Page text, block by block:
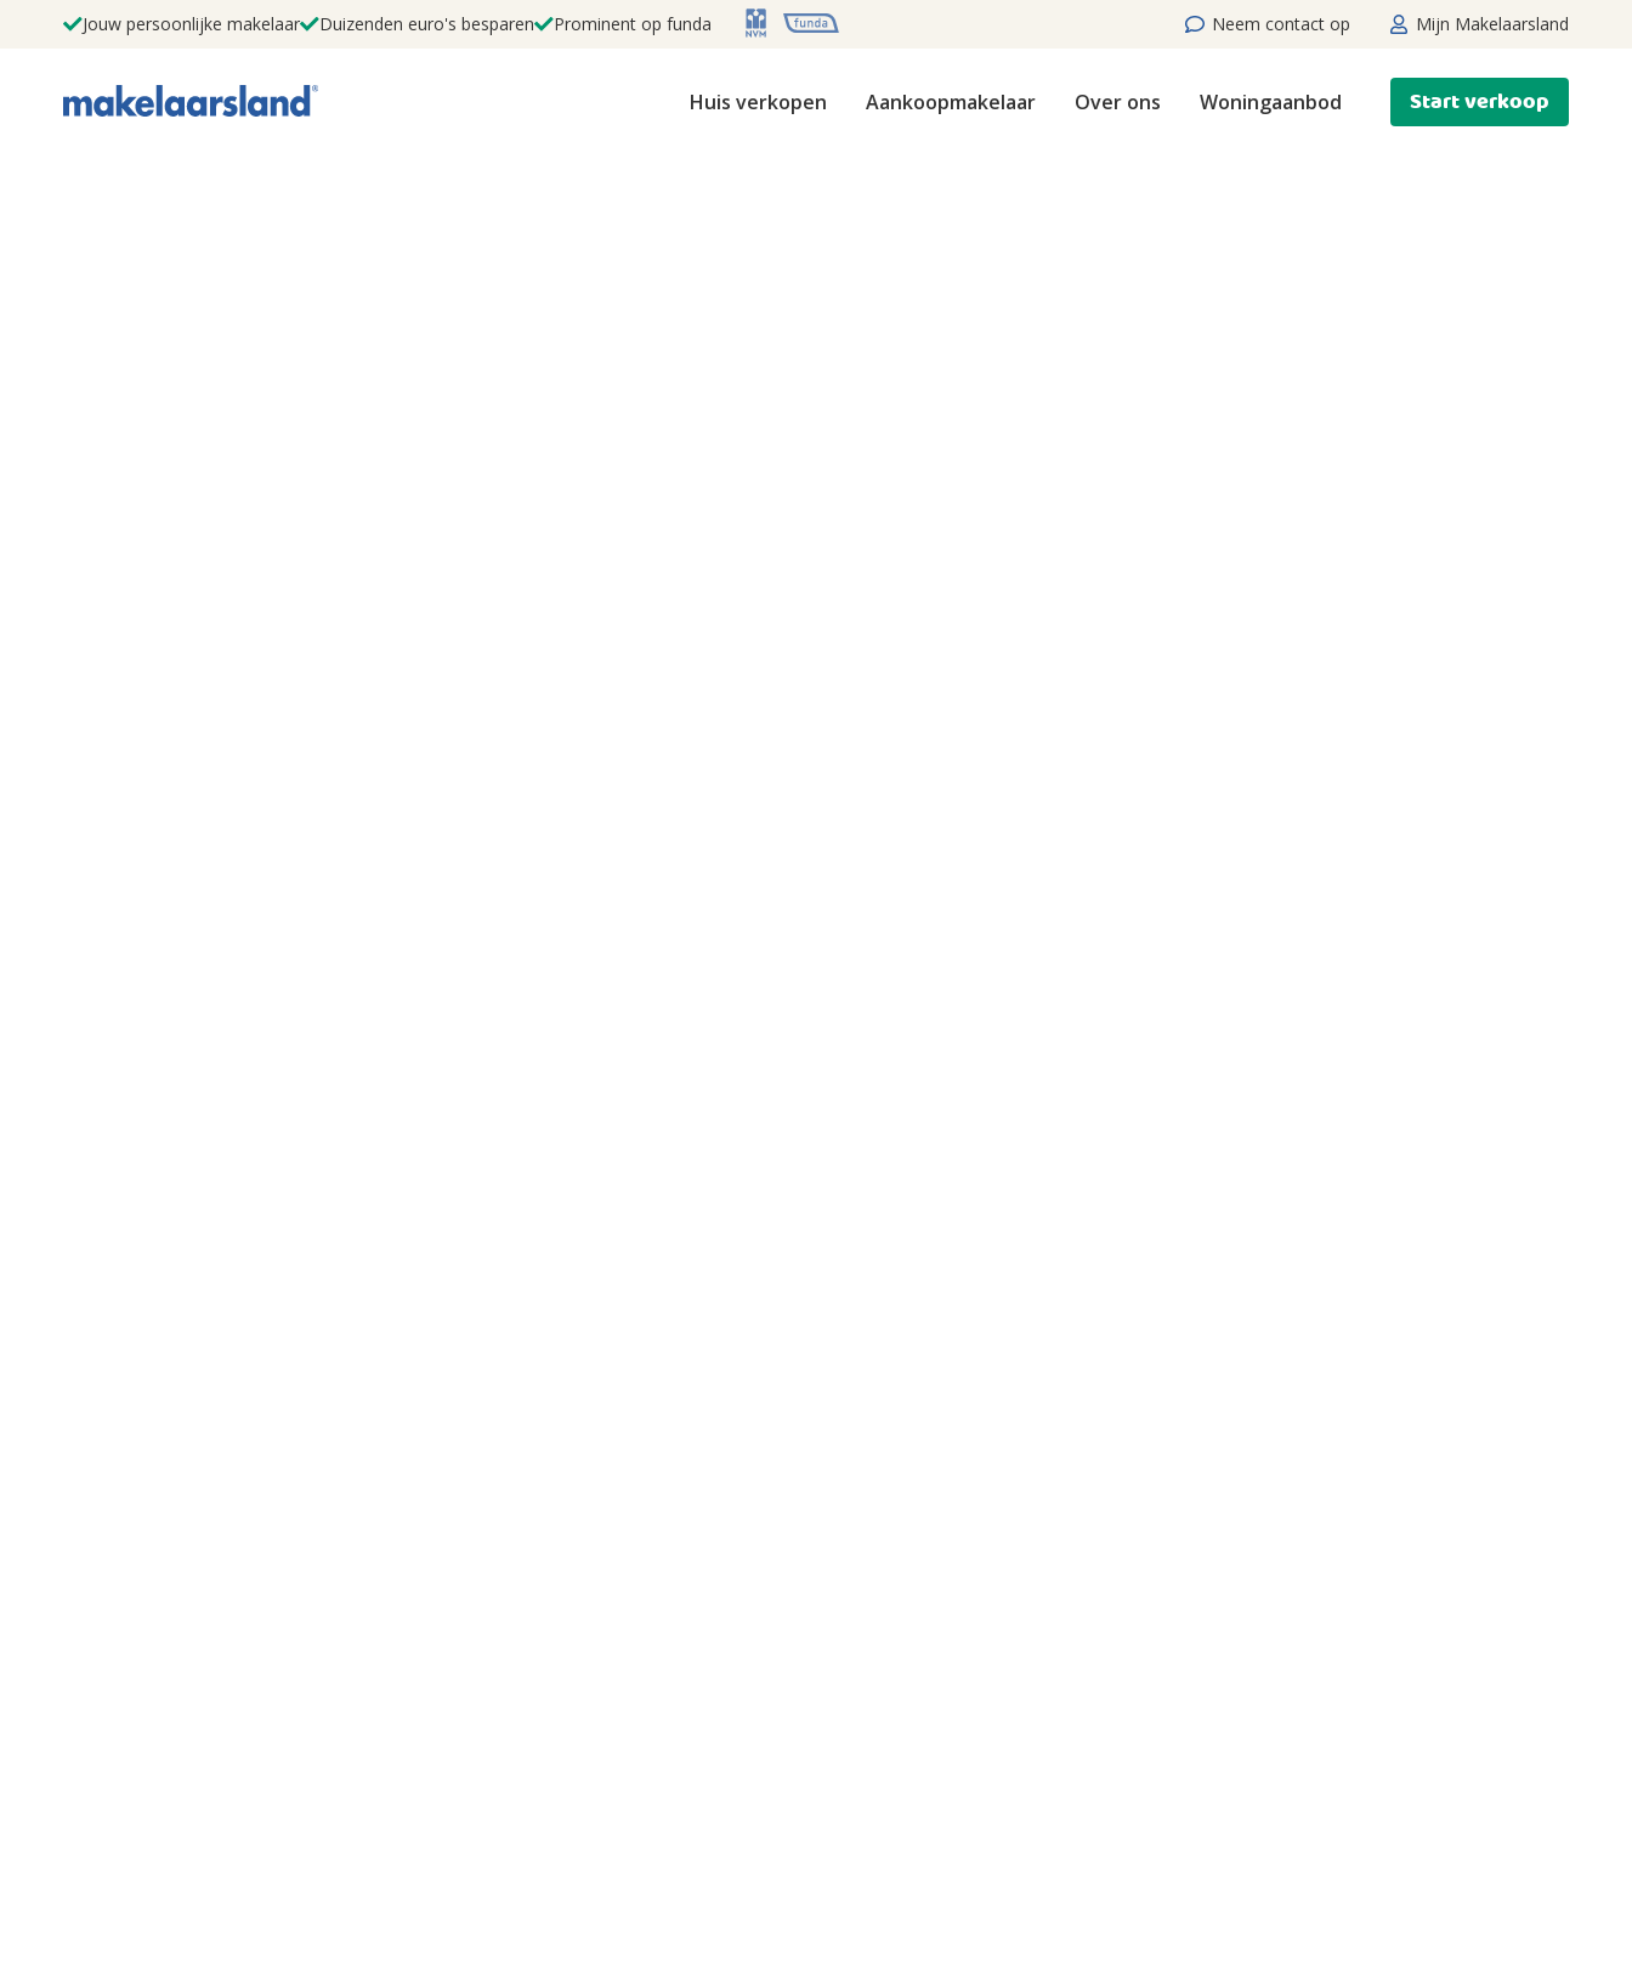
Jouw persoonlijke makelaar Duizenden euro's besparen Prominent op funda Neem contact op Mijn Makelaarsland
Huis verkopen Aankoopmakelaar Over ons Woningaanbod Start verkoop